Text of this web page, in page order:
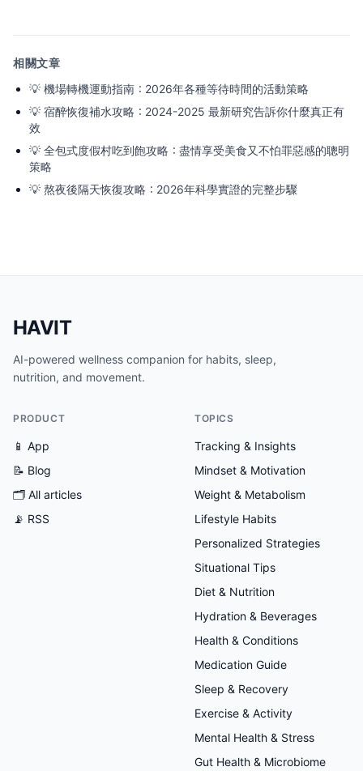
相關文章
💡 機場轉機運動指南：2026年各種等待時間的活動策略
💡 宿醉恢復補水攻略：2024-2025 最新研究告訴你什麼真正有
效
💡 全包式度假村吃到飽攻略：盡情享受美食又不怕罪惡感的聰明
策略
💡 熬夜後隔天恢復攻略：2026年科學實證的完整步驟
HAVIT
AI-powered wellness companion for habits, sleep,
nutrition, and movement.
PRODUCT
📱 App
📝 Blog
🗂 All articles
📡 RSS
TOPICS
Tracking & Insights
Mindset & Motivation
Weight & Metabolism
Lifestyle Habits
Personalized Strategies
Situational Tips
Diet & Nutrition
Hydration & Beverages
Health & Conditions
Medication Guide
Sleep & Recovery
Exercise & Activity
Mental Health & Stress
Gut Health & Microbiome